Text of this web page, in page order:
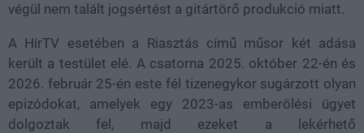
végül nem talált jogsértést a gitártörő produkció miatt.
A HírTV esetében a Riasztás című műsor két adása
került a testület elé. A csatorna 2025. október 22-én és
2026. február 25-én este fél tizenegykor sugárzott olyan
epizódokat, amelyek egy 2023-as emberölési ügyet
dolgoztak fel, majd ezeket a lekérhető